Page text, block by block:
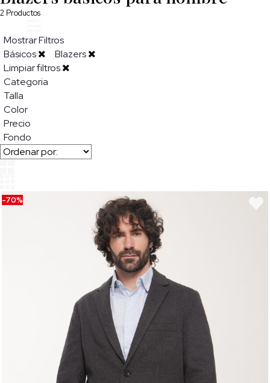
2 Productos
Mostrar Filtros
Básicos
Blazers
Limpiar filtros
Categoria
Talla
Color
Precio
Fondo
-70%